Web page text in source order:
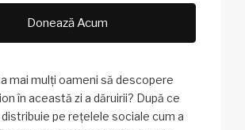
Donează Acum
mai mulți oameni să descopere
în această zi a dăruirii? După ce
pe rețelele sociale cum a